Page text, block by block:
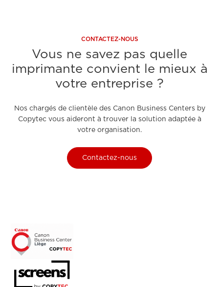
CONTACTEZ-NOUS
Vous ne savez pas quelle
imprimante convient le mieux à
votre entreprise ?
Nos chargés de clientèle des Canon Business Centers by
Copytec vous aideront à trouver la solution adaptée à
votre organisation.
Contactez-nous